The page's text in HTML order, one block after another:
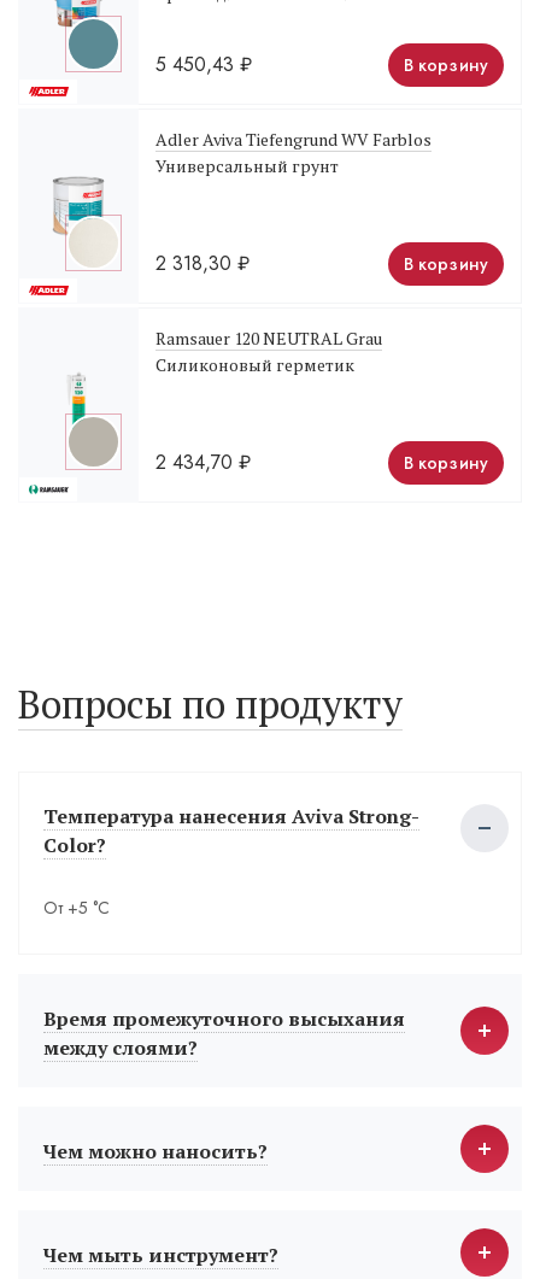
5 450,43 ₽ В корзину
Adler Aviva Tiefengrund WV Farblos
Универсальный грунт
2 318,30 ₽ В корзину
Ramsauer 120 NEUTRAL Grau
Силиконовый герметик
2 434,70 ₽ В корзину
Вопросы по продукту
Температура нанесения Aviva Strong-
Color?
От +5 °С
Время промежуточного высыхания
между слоями?
Чем можно наносить?
Чем мыть инструмент?